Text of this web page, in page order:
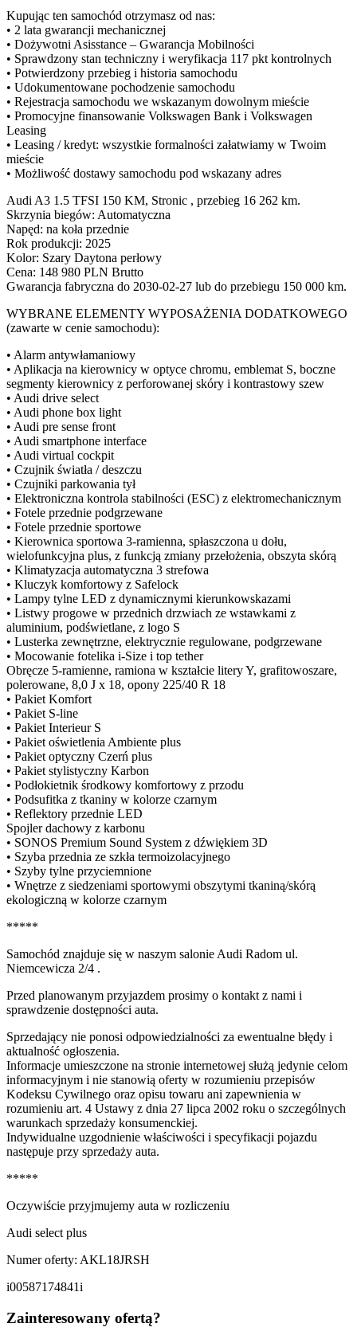
Kupując ten samochód otrzymasz od nas:
• 2 lata gwarancji mechanicznej
• Dożywotni Asisstance – Gwarancja Mobilności
• Sprawdzony stan techniczny i weryfikacja 117 pkt kontrolnych
• Potwierdzony przebieg i historia samochodu
• Udokumentowane pochodzenie samochodu
• Rejestracja samochodu we wskazanym dowolnym mieście
• Promocyjne finansowanie Volkswagen Bank i Volkswagen
Leasing
• Leasing / kredyt: wszystkie formalności załatwiamy w Twoim
mieście
• Możliwość dostawy samochodu pod wskazany adres
Audi A3 1.5 TFSI 150 KM, Stronic , przebieg 16 262 km.
Skrzynia biegów: Automatyczna
Napęd: na koła przednie
Rok produkcji: 2025
Kolor: Szary Daytona perłowy
Cena: 148 980 PLN Brutto
Gwarancja fabryczna do 2030-02-27 lub do przebiegu 150 000 km.
WYBRANE ELEMENTY WYPOSAŻENIA DODATKOWEGO
(zawarte w cenie samochodu):
• Alarm antywłamaniowy
• Aplikacja na kierownicy w optyce chromu, emblemat S, boczne
segmenty kierownicy z perforowanej skóry i kontrastowy szew
• Audi drive select
• Audi phone box light
• Audi pre sense front
• Audi smartphone interface
• Audi virtual cockpit
• Czujnik światła / deszczu
• Czujniki parkowania tył
• Elektroniczna kontrola stabilności (ESC) z elektromechanicznym
• Fotele przednie podgrzewane
• Fotele przednie sportowe
• Kierownica sportowa 3-ramienna, spłaszczona u dołu,
wielofunkcyjna plus, z funkcją zmiany przełożenia, obszyta skórą
• Klimatyzacja automatyczna 3 strefowa
• Kluczyk komfortowy z Safelock
• Lampy tylne LED z dynamicznymi kierunkowskazami
• Listwy progowe w przednich drzwiach ze wstawkami z
aluminium, podświetlane, z logo S
• Lusterka zewnętrzne, elektrycznie regulowane, podgrzewane
• Mocowanie fotelika i-Size i top tether
Obręcze 5-ramienne, ramiona w kształcie litery Y, grafitowoszare,
polerowane, 8,0 J x 18, opony 225/40 R 18
• Pakiet Komfort
• Pakiet S-line
• Pakiet Interieur S
• Pakiet oświetlenia Ambiente plus
• Pakiet optyczny Czerń plus
• Pakiet stylistyczny Karbon
• Podłokietnik środkowy komfortowy z przodu
• Podsufitka z tkaniny w kolorze czarnym
• Reflektory przednie LED
Spojler dachowy z karbonu
• SONOS Premium Sound System z dźwiękiem 3D
• Szyba przednia ze szkła termoizolacyjnego
• Szyby tylne przyciemnione
• Wnętrze z siedzeniami sportowymi obszytymi tkaniną/skórą
ekologiczną w kolorze czarnym
*****
Samochód znajduje się w naszym salonie Audi Radom ul.
Niemcewicza 2/4 .
Przed planowanym przyjazdem prosimy o kontakt z nami i
sprawdzenie dostępności auta.
Sprzedający nie ponosi odpowiedzialności za ewentualne błędy i
aktualność ogłoszenia.
Informacje umieszczone na stronie internetowej służą jedynie celom
informacyjnym i nie stanowią oferty w rozumieniu przepisów
Kodeksu Cywilnego oraz opisu towaru ani zapewnienia w
rozumieniu art. 4 Ustawy z dnia 27 lipca 2002 roku o szczególnych
warunkach sprzedaży konsumenckiej.
Indywidualne uzgodnienie właściwości i specyfikacji pojazdu
następuje przy sprzedaży auta.
*****
Oczywiście przyjmujemy auta w rozliczeniu
Audi select plus
Numer oferty: AKL18JRSH
i00587174841i
Zainteresowany ofertą?